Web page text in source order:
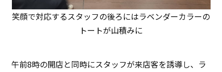
笑顔で対応するスタッフの後ろにはラベンダーカラーの
トートが山積みに
午前8時の開店と同時にスタッフが来店客を誘導し、ラ